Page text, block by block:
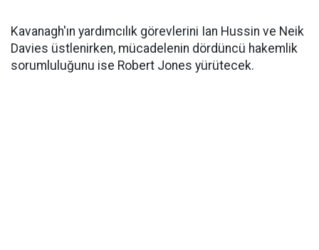
Kavanagh'ın yardımcılık görevlerini Ian Hussin ve Neik
Davies üstlenirken, mücadelenin dördüncü hakemlik
sorumluluğunu ise Robert Jones yürütecek.